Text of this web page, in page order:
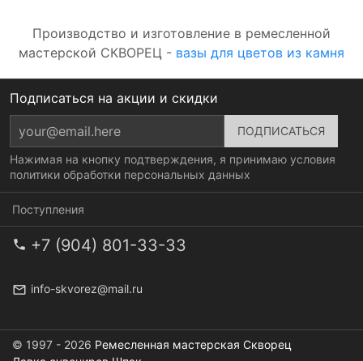
Производство и изготовление в ремесленной
мастерской СКВОРЕЦ - вазы для цветов из камня
Подписаться на акции и скидки
Нажимая на кнопку подтверждения, я принимаю условия
политики обработки персональных данных
Поступления
+7 (904) 801-33-33
info-skvorez@mail.ru
© 1997 - 2026 Ремесленная мастерская Скворец